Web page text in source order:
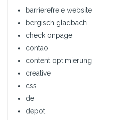
barrierefreie website
bergisch gladbach
check onpage
contao
content optimierung
creative
css
de
depot